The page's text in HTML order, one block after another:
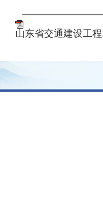
山东省交通建设工